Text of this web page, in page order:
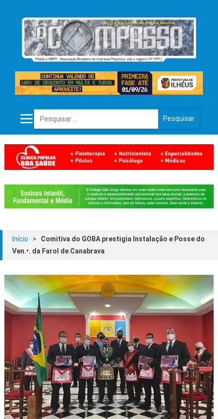
Pesquisar por:
Início >
Comitiva do GOBA prestigia Instalação e Posse do
Ven.•. da Farol de Canabrava